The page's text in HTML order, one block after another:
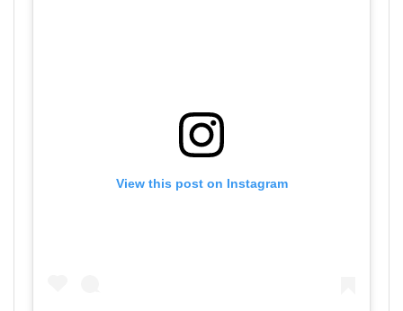
View this post on Instagram